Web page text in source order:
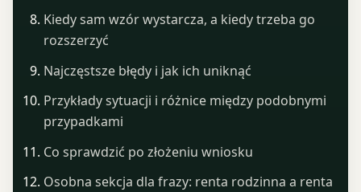
Kiedy sam wzór wystarcza, a kiedy trzeba go
rozszerzyć
Najczęstsze błędy i jak ich uniknąć
Przykłady sytuacji i różnice między podobnymi
przypadkami
Co sprawdzić po złożeniu wniosku
Osobna sekcja dla frazy: renta rodzinna a renta